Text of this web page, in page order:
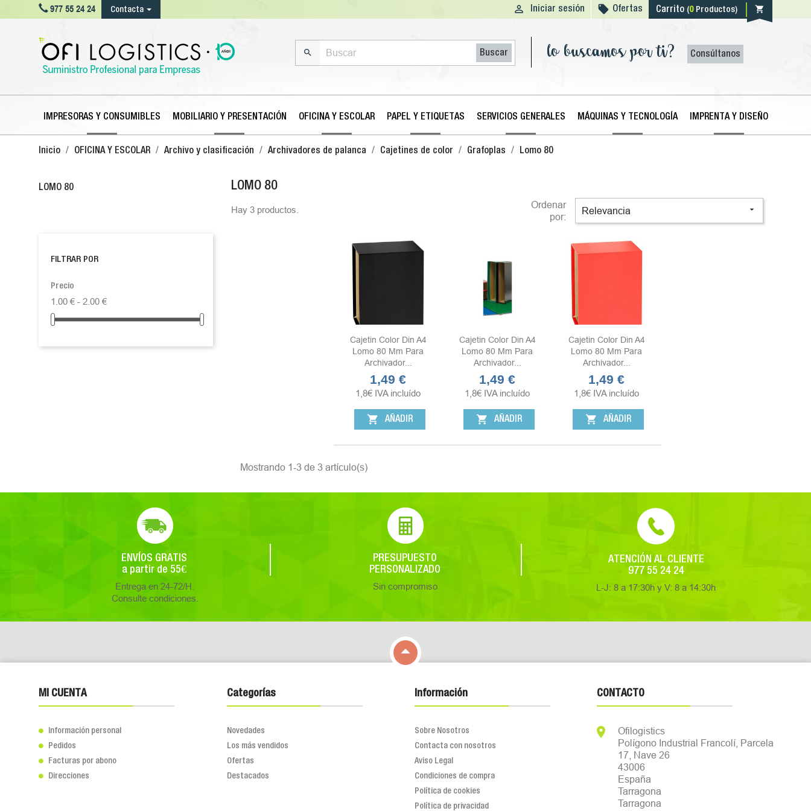
977 55 24 24 Contacta  Iniciar sesión  Ofertas Carrito (0Productos) shopping_cart
 Buscar lo buscamos por ti? Consúltanos
IMPRESORAS Y CONSUMIBLES MOBILIARIO Y PRESENTACIÓN OFICINA Y ESCOLAR PAPEL Y ETIQUETAS SERVICIOS GENERALES MÁQUINAS Y TECNOLOGÍA IMPRENTA Y DISEÑO
Inicio OFICINA Y ESCOLAR Archivo y clasificación Archivadores de palanca Cajetines de color Grafoplas Lomo 80
LOMO 80
FILTRAR POR
Precio
1.00 € - 2.00 €
LOMO 80
Hay 3 productos.
Ordenar
por:
Relevancia 
Cajetin Color Din A4
Lomo 80 Mm Para
Archivador...
Precio
1,49 €
1,8€ IVA incluído
shopping_cart AÑADIR
Cajetin Color Din A4
Lomo 80 Mm Para
Archivador...
Precio
1,49 €
1,8€ IVA incluído
shopping_cart AÑADIR
Cajetin Color Din A4
Lomo 80 Mm Para
Archivador...
Precio
1,49 €
1,8€ IVA incluído
shopping_cart AÑADIR
Mostrando 1-3 de 3 artículo(s)
ENVÍOS GRATIS
a partir de 55€
Entrega en 24-72/H.
Consulte condiciones.
PRESUPUESTO
PERSONALIZADO
Sin compromiso
ATENCIÓN AL CLIENTE
977 55 24 24
L-J: 8 a 17:30h y V: 8 a 14:30h

MI CUENTA
 Información personal
 Pedidos
 Facturas por abono
 Direcciones
Categorías
Novedades
Los más vendidos
Ofertas
Destacados
Información
Sobre Nosotros
Contacta con nosotros
Aviso Legal
Condiciones de compra
Política de cookies
Política de privacidad
CONTACTO

Ofilogistics
Polígono Industrial Francolí, Parcela
17, Nave 26
43006
España
Tarragona
Tarragona